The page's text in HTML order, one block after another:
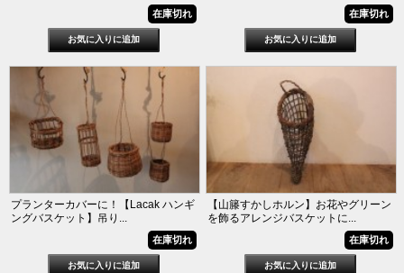
在庫切れ 在庫切れ
プランターカバーに！【Lacak ハンギ
ングバスケット】吊り...
在庫切れ
【山籐すかしホルン】お花やグリーン
を飾るアレンジバスケットに...
在庫切れ